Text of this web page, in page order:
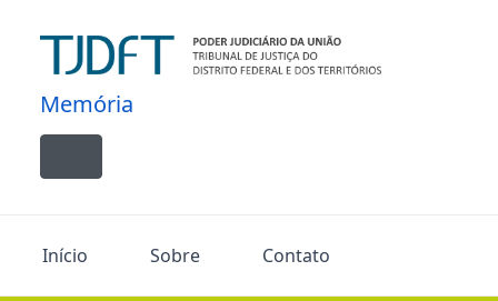
Memória
Toggle navigation
Início Sobre Contato